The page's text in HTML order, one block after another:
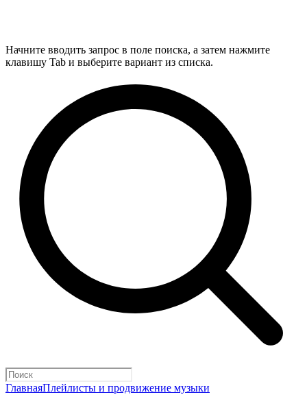
Начните вводить запрос в поле поиска, а затем нажмите
клавишу Tab и выберите вариант из списка.
ГлавнаяПлейлисты и продвижение музыки